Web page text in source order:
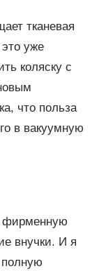
тканевая
уже
коляску с
что польза
в вакуумную
фирменную
внучки. И я
полную